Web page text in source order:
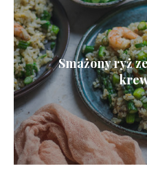
Smażony ryż